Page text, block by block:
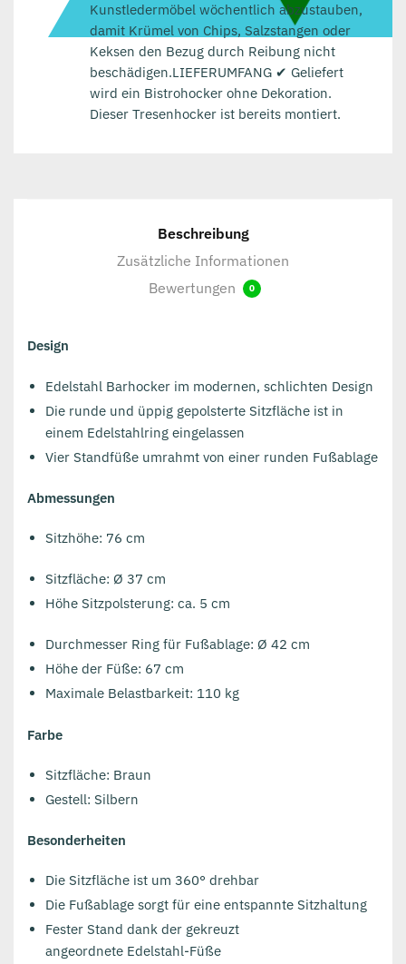
Kunstledermöbel wöchentlich abzustauben,
damit Krümel von Chips, Salzstangen oder
Keksen den Bezug durch Reibung nicht
beschädigen.LIEFERUMFANG ✔ Geliefert
wird ein Bistrohocker ohne Dekoration.
Dieser Tresenhocker ist bereits montiert.
Beschreibung
Zusätzliche Informationen
Bewertungen
0
Design
Edelstahl Barhocker im modernen, schlichten Design
Die runde und üppig gepolsterte Sitzfläche ist in
einem Edelstahlring eingelassen
Vier Standfüße umrahmt von einer runden Fußablage
Abmessungen
Sitzhöhe: 76 cm
Sitzfläche: Ø 37 cm
Höhe Sitzpolsterung: ca. 5 cm
Durchmesser Ring für Fußablage: Ø 42 cm
Höhe der Füße: 67 cm
Maximale Belastbarkeit: 110 kg
Farbe
Sitzfläche: Braun
Gestell: Silbern
Besonderheiten
Die Sitzfläche ist um 360° drehbar
Die Fußablage sorgt für eine entspannte Sitzhaltung
Fester Stand dank der gekreuzt
angeordnete Edelstahl-Füße